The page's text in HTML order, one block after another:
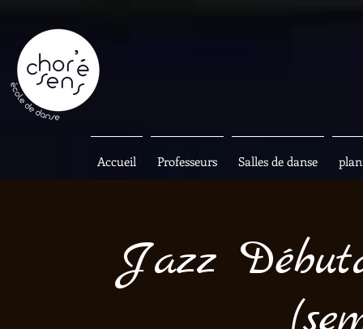
Accueil Professeurs Salles de danse
Jazz